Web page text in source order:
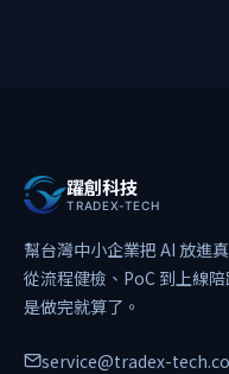
躍創科技
TRADEX-TECH
幫台灣中小企業把 AI 放進
從流程健檢、PoC 到上線
是做完就算了。
service@tradex-